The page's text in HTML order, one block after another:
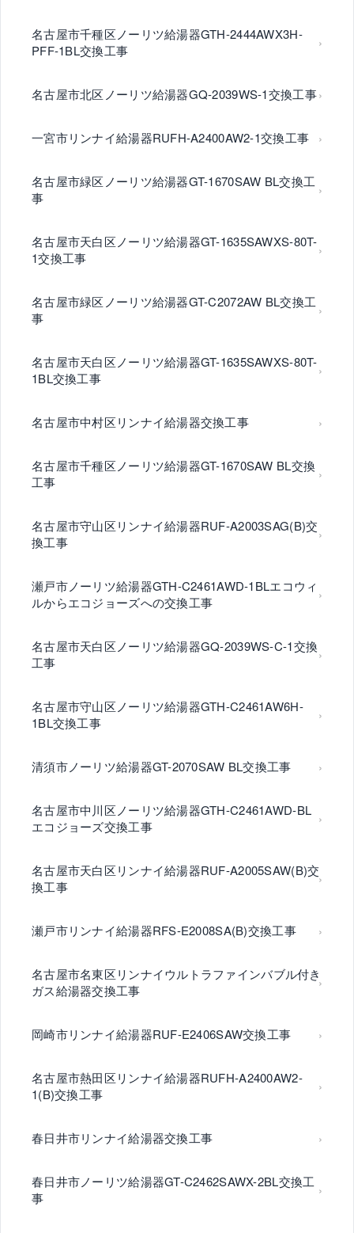
名古屋市千種区ノーリツ給湯器GTH-2444AWX3H-
PFF-1BL交換工事
名古屋市北区ノーリツ給湯器GQ-2039WS-1交換工事
一宮市リンナイ給湯器RUFH-A2400AW2-1交換工事
名古屋市緑区ノーリツ給湯器GT-1670SAW BL交換工
事
名古屋市天白区ノーリツ給湯器GT-1635SAWXS-80T-
1交換工事
名古屋市緑区ノーリツ給湯器GT-C2072AW BL交換工
事
名古屋市天白区ノーリツ給湯器GT-1635SAWXS-80T-
1BL交換工事
名古屋市中村区リンナイ給湯器交換工事
名古屋市千種区ノーリツ給湯器GT-1670SAW BL交換
工事
名古屋市守山区リンナイ給湯器RUF-A2003SAG(B)交
換工事
瀬戸市ノーリツ給湯器GTH-C2461AWD-1BLエコウィ
ルからエコジョーズへの交換工事
名古屋市天白区ノーリツ給湯器GQ-2039WS-C-1交換
工事
名古屋市守山区ノーリツ給湯器GTH-C2461AW6H-
1BL交換工事
清須市ノーリツ給湯器GT-2070SAW BL交換工事
名古屋市中川区ノーリツ給湯器GTH-C2461AWD-BL
エコジョーズ交換工事
名古屋市天白区リンナイ給湯器RUF-A2005SAW(B)交
換工事
瀬戸市リンナイ給湯器RFS-E2008SA(B)交換工事
名古屋市名東区リンナイウルトラファインバブル付き
ガス給湯器交換工事
岡崎市リンナイ給湯器RUF-E2406SAW交換工事
名古屋市熱田区リンナイ給湯器RUFH-A2400AW2-
1(B)交換工事
春日井市リンナイ給湯器交換工事
春日井市ノーリツ給湯器GT-C2462SAWX-2BL交換工
事